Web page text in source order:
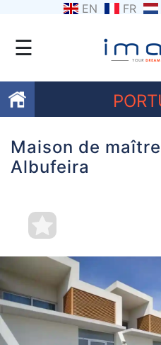
EN FR
☰
Favoris
nous
Contactez
nous
Termes
et
Maison de
Albufeira